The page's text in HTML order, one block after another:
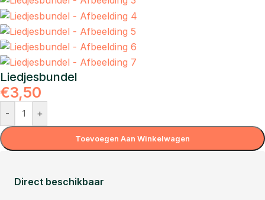
Liedjesbundel
€3,50
- +
Toevoegen Aan Winkelwagen
Direct beschikbaar